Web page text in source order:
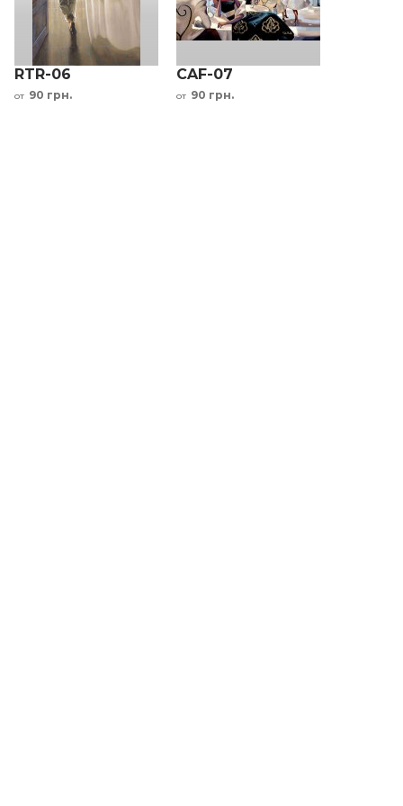
RTR-06
от 90 грн.
CAF-07
от 90 грн.